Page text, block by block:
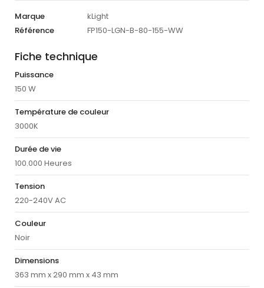
Marque
kLight
Référence
FP150-LGN-B-80-155-WW
Fiche technique
Puissance
150 W
Température de couleur
3000K
Durée de vie
100.000 Heures
Tension
220-240V AC
Couleur
Noir
Dimensions
363 mm x 290 mm x 43 mm